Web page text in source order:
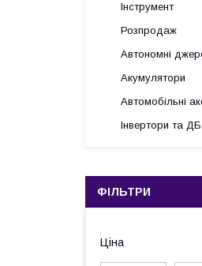
Інструмент
Розпродаж
Автономні
Акумулятори
Автомобільні
Інвертори та
ФІЛЬТРИ
Ціна